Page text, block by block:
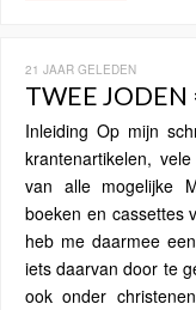
21 JAAR GELEDEN
TWEE JODEN
Inleiding Op mijn
krantenartikelen,
van alle mogelijke
boeken en cassettes
heb me daarmee
iets daarvan door te
ook onder